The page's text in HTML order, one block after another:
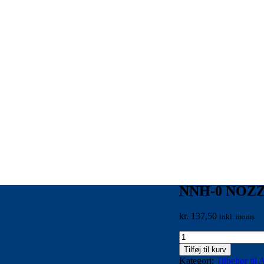
NNH-0
kr. 137,50 inkl. moms
NNH-
0
NOZZLE
Tilføj til kurv
Kategori: Tilbehør til